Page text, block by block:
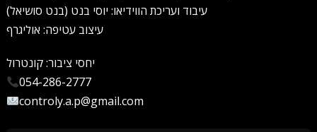
עיבוד ועריכת הווידיאו: יוסי בנט (בנט סושיאל)
עיצוב עטיפה: אוליגרף
יחסי ציבור: קונטרול
054-286-2777
controly.a.p@gmail.com